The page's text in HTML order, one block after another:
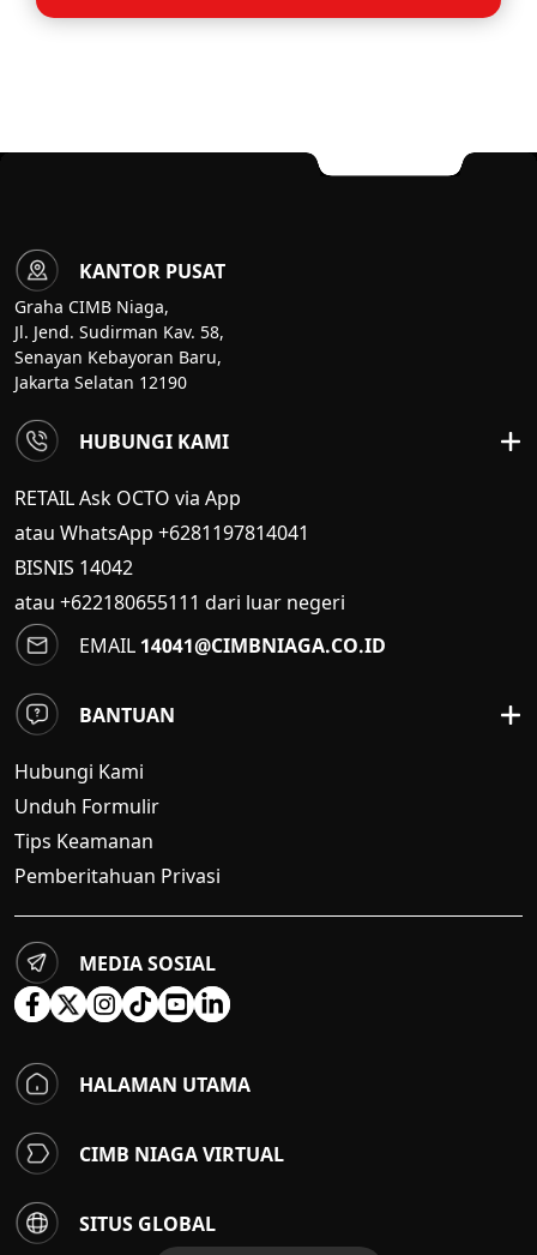
KANTOR PUSAT
Graha CIMB Niaga,
Jl. Jend. Sudirman Kav. 58,
Senayan Kebayoran Baru,
Jakarta Selatan 12190
HUBUNGI KAMI
RETAIL Ask OCTO via App
atau WhatsApp +6281197814041
BISNIS 14042
atau +622180655111 dari luar negeri
EMAIL 14041@CIMBNIAGA.CO.ID
BANTUAN
Hubungi Kami
Unduh Formulir
Tips Keamanan
Pemberitahuan Privasi
MEDIA SOSIAL
HALAMAN UTAMA
CIMB NIAGA VIRTUAL
SITUS GLOBAL